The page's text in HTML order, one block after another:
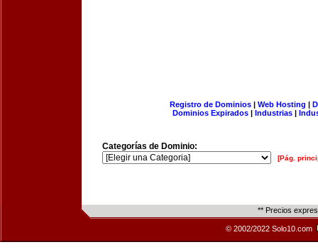
Registro de Dominios| Web Hosting |
Dominios Expirados | Industrias |
Categorías de Dominio:
[Pág.
** Precios
© 2002/2022 Solo10.com